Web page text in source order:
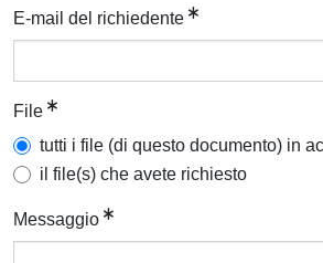
E-mail del richiedente
File
tutti i file (di questo documento) in
il file(s) che avete richiesto
Messaggio